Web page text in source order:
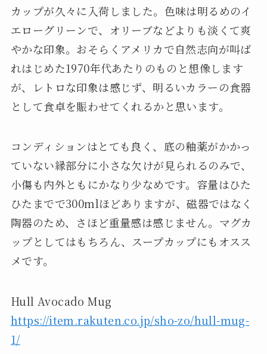
カップが久々に入荷しました。色味は明るめのイ
エローグリーンで、オリーブなどよりも淡くて爽
やかな印象。おそらくアメリカで自然志向が叫ば
れはじめた1970年代あたりのものと想像します
が、レトロな印象は感じず、明るいカラーの食器
として食卓を賑わせてくれるかと思います。
コンディションはとても良く、底の釉薬がかかっ
ていない縁部分に小さな欠けが見られるのみで、
小傷も内外ともにかなり少なめです。容量はひた
ひたまでで300mlほどありますが、磁器ではなく
陶器のため、さほど重量感は感じません。マグカ
ップとしてはもちろん、スープカップにもオスス
メです。
Hull Avocado Mug
https://item.rakuten.co.jp/sho-zo/hull-mug-
1/